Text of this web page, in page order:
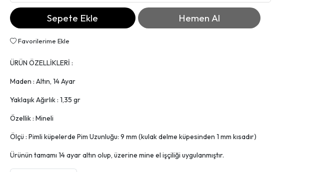
Sepete Ekle Hemen Al
Favorilerime Ekle
ÜRÜN ÖZELLİKLERİ :
Maden : Altın, 14 Ayar
Yaklaşık Ağırlık : 1,35 gr
Özellik : Mineli
Ölçü : Pimli küpelerde Pim Uzunluğu: 9 mm (kulak delme küpesinden 1 mm kısadır)
Ürünün tamamı 14 ayar altın olup, üzerine mine el işçiliği uygulanmıştır.